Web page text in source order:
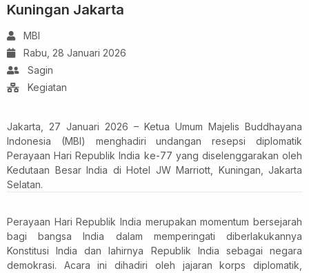
Kuningan Jakarta
MBI
Rabu, 28 Januari 2026
Sagin
Kegiatan
Jakarta, 27 Januari 2026 – Ketua Umum Majelis Buddhayana
Indonesia (MBI) menghadiri undangan resepsi diplomatik
Perayaan Hari Republik India ke-77 yang diselenggarakan oleh
Kedutaan Besar India di Hotel JW Marriott, Kuningan, Jakarta
Selatan.
Perayaan Hari Republik India merupakan momentum bersejarah
bagi bangsa India dalam memperingati diberlakukannya
Konstitusi India dan lahirnya Republik India sebagai negara
demokrasi. Acara ini dihadiri oleh jajaran korps diplomatik,